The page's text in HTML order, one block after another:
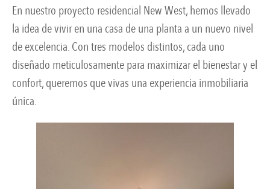
En nuestro proyecto residencial New West, hemos llevado
la idea de vivir en una casa de una planta a un nuevo nivel
de excelencia. Con tres modelos distintos, cada uno
diseñado meticulosamente para maximizar el bienestar y el
confort, queremos que vivas una experiencia inmobiliaria
única.